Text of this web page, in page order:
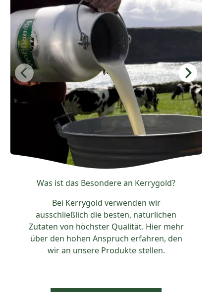
Was ist das Besondere an Kerrygold?
Bei Kerrygold verwenden wir
ausschließlich die besten, natürlichen
Zutaten von höchster Qualität. Hier mehr
über den hohen Anspruch erfahren, den
wir an unsere Produkte stellen.